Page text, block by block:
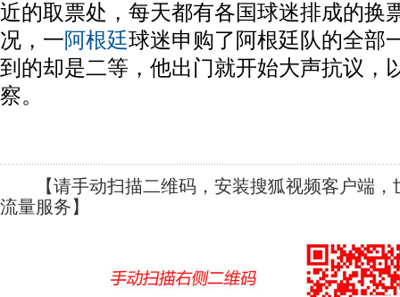
近的取票处，每天都有各国球迷排成的换
况，一阿根廷球迷申购了阿根廷队的全部
到的却是二等，他出门就开始大声抗议，
察。
【请手动扫描二维码，安装搜狐视频客户端，
流量服务】